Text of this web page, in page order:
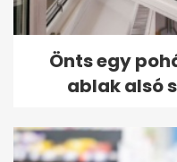
Önts egy
ablak alsó